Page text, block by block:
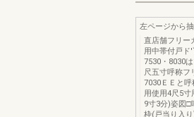
左ページから
直店舗フリー
用中帯付戸ド
7530・8030
尺五寸呼称フ
7030ＥＥと
用使用4尺5
9寸3分)姿図□
枠(戸当り入